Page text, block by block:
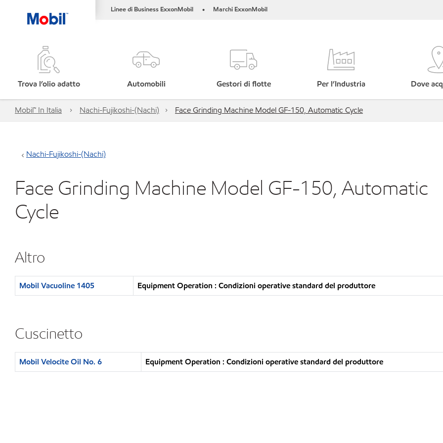
Linee di Business ExxonMobil • Marchi ExxonMobil
Trova l’olio adatto Automobili Gestori di flotte Per l’Industria Dove
Mobil™ In Italia Nachi-Fujikoshi-(Nachi) Face Grinding Machine Model GF-150, Automatic Cycle
Nachi-Fujikoshi-(Nachi)
Face Grinding Machine Model GF-150, Automatic
Cycle
Altro
Mobil Vacuoline 1405 Equipment Operation : Condizioni operative standard del produttore
Cuscinetto
Mobil Velocite Oil No. 6 Equipment Operation : Condizioni operative standard del produttore